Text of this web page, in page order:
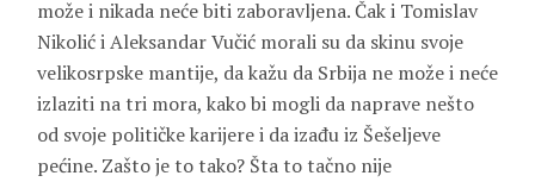
može i nikada neće biti zaboravljena. Čak i Tomislav
Nikolić i Aleksandar Vučić morali su da skinu svoje
velikosrpske mantije, da kažu da Srbija ne može i neće
izlaziti na tri mora, kako bi mogli da naprave nešto
od svoje političke karijere i da izađu iz Šešeljeve
pećine. Zašto je to tako? Šta to tačno nije